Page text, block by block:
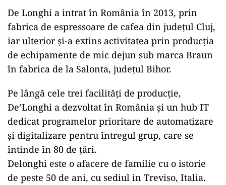
De Longhi a intrat în România în 2013, prin
fabrica de espressoare de cafea din judeţul Cluj,
iar ulterior şi-a extins activitatea prin producţia
de echipamente de mic dejun sub marca Braun
în fabrica de la Salonta, judeţul Bihor.
Pe lângă cele trei facilităţi de producţie,
De’Longhi a dezvoltat în România şi un hub IT
dedicat programelor prioritare de automatizare
şi digitalizare pentru întregul grup, care se
întinde în 80 de ţări.
Delonghi este o afacere de familie cu o istorie
de peste 50 de ani, cu sediul in Treviso, Italia.